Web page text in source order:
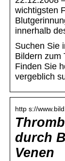
wichtigsten
innerhalb
Suchen Sie
Bildern zum
Finden Sie
vergeblich
http s://
durch
Venen